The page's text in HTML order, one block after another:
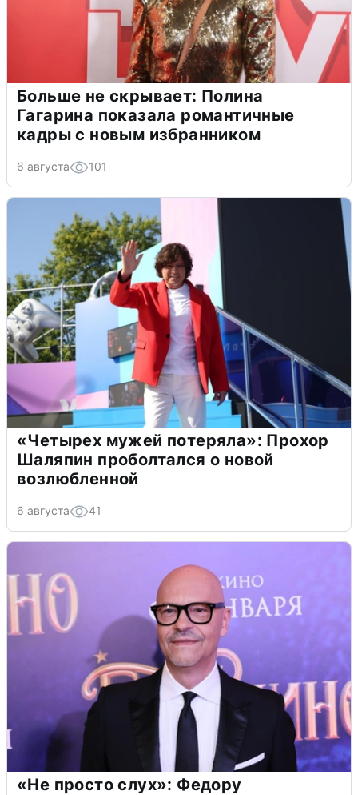
Больше не скрывает: Полина
Гагарина показала романтичные
кадры с новым избранником
6 августа 101
«Четырех мужей потеряла»: Прохор
Шаляпин проболтался о новой
возлюбленной
6 августа 41
«Не просто слух»: Федору